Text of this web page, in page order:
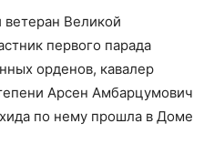
ветеран Великой
первого парада
орденов, кавалер
Арсен Амбарцумович
по нему прошла в Доме